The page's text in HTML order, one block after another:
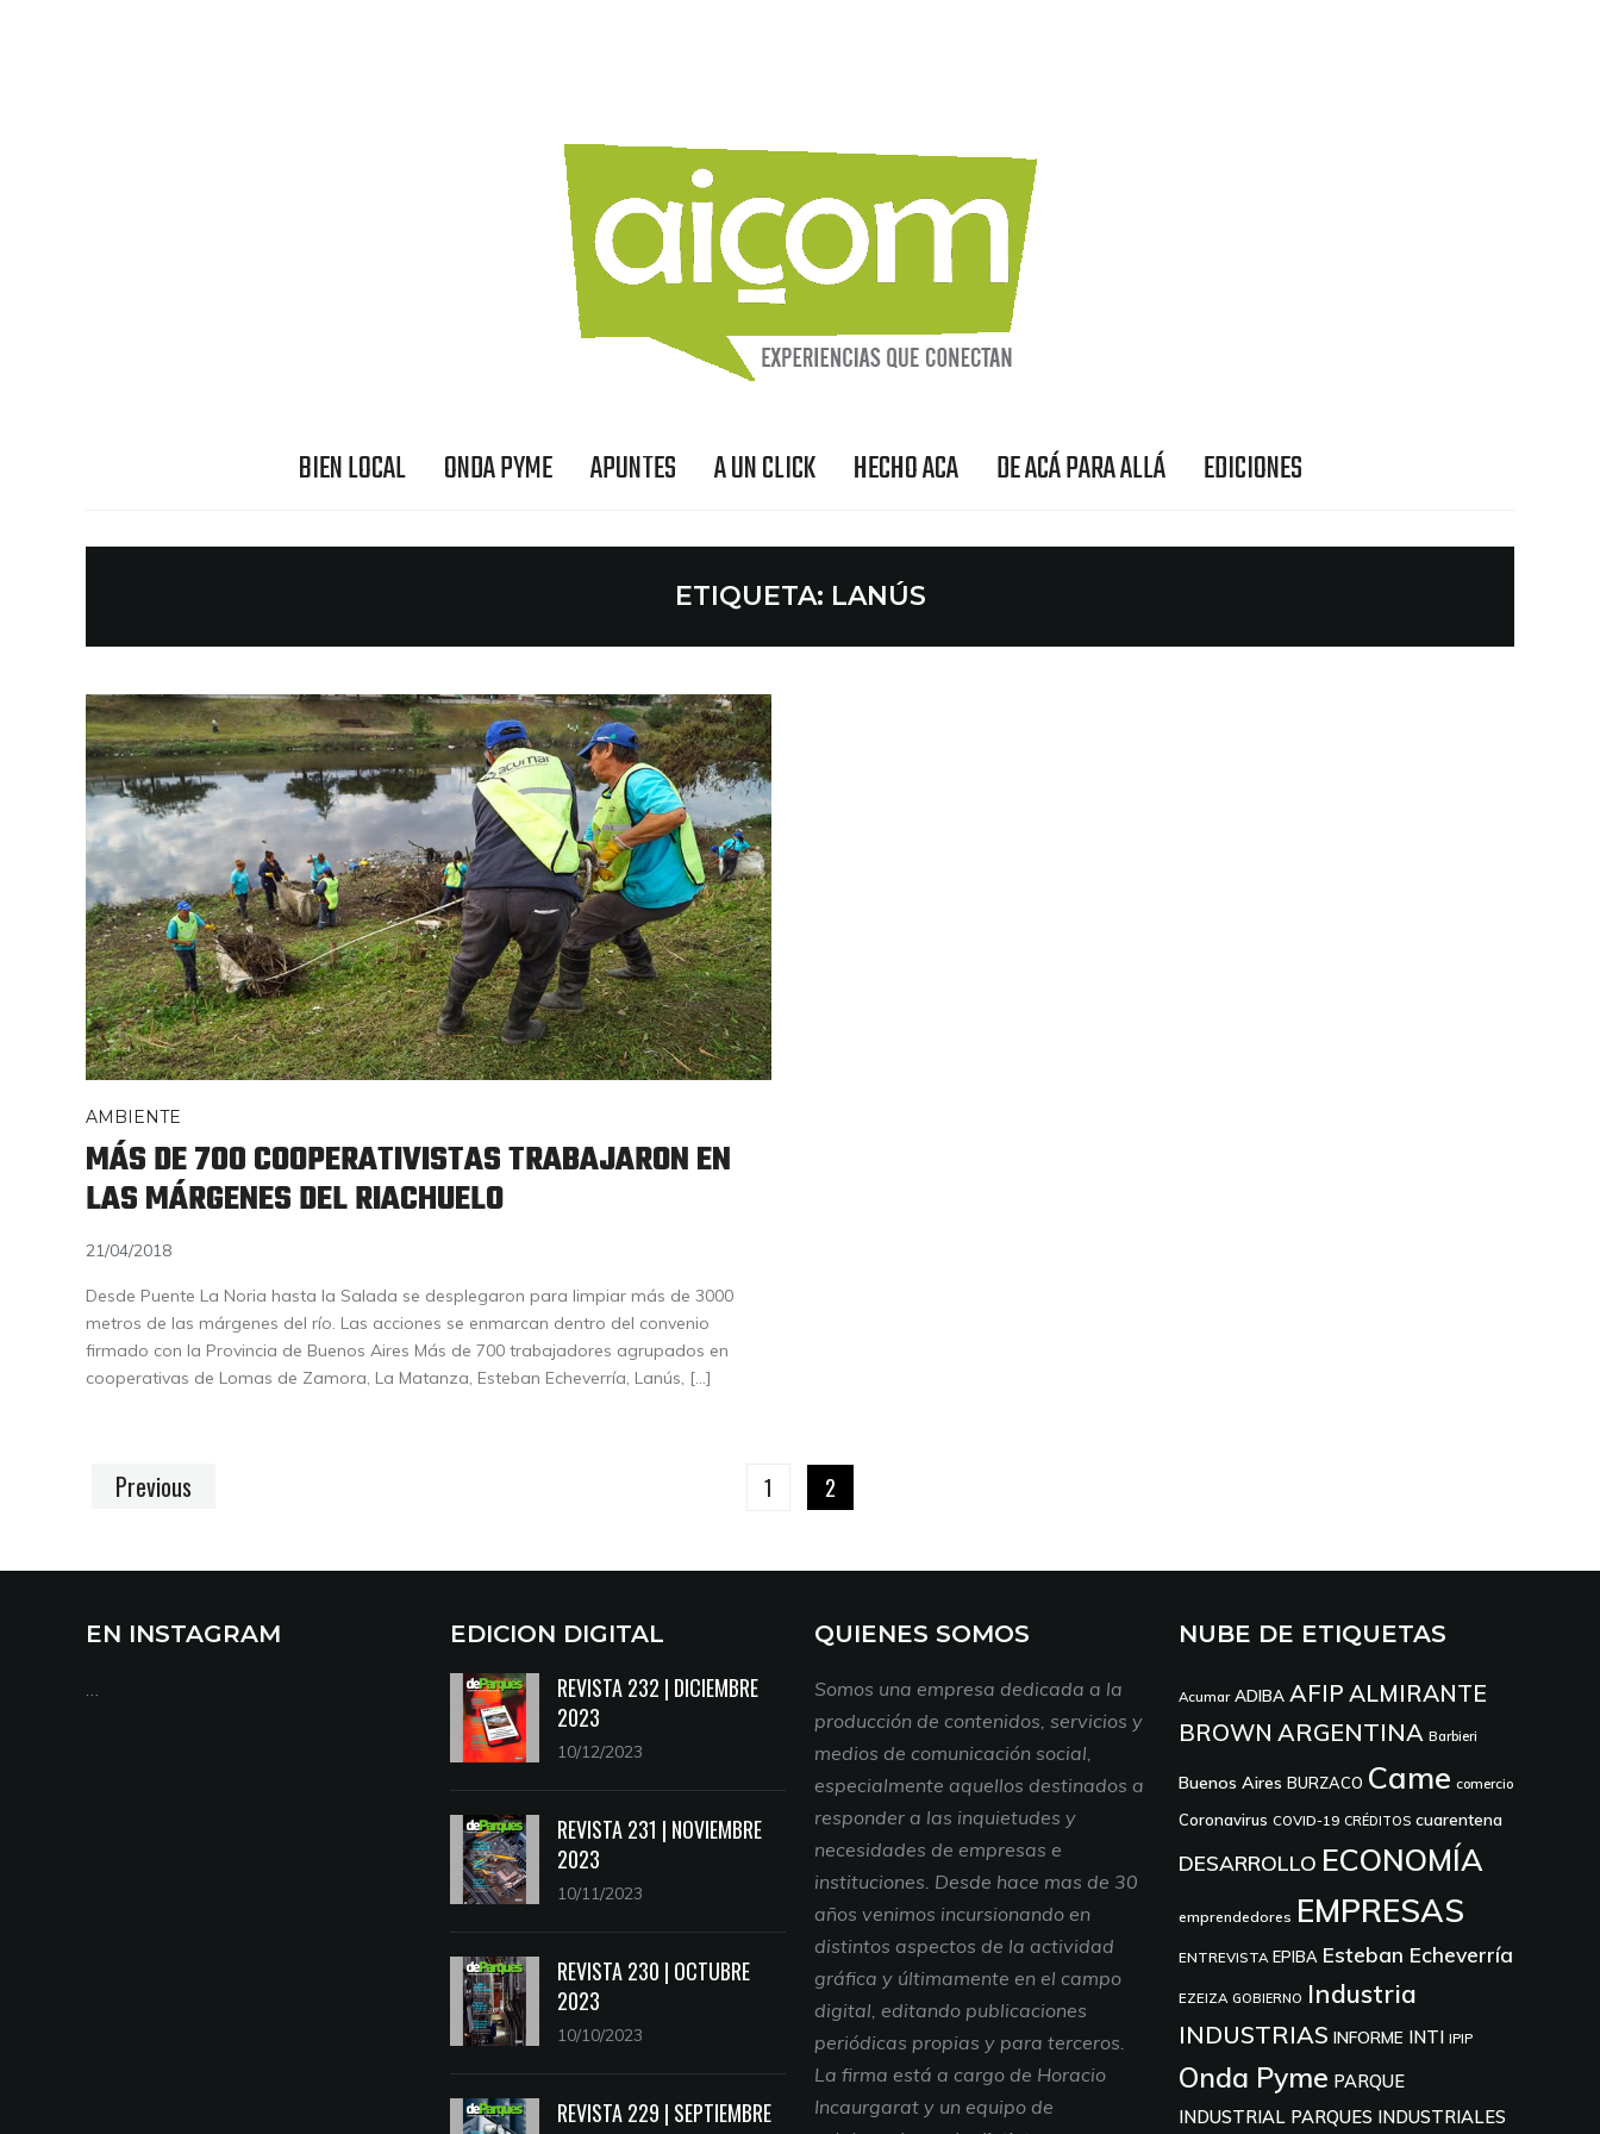
BIEN LOCAL ONDA PYME APUNTES A UN CLICK HECHO ACA DE ACÁ PARA ALLÁ EDICIONES
ETIQUETA: LANÚS
AMBIENTE
MÁS DE 700 COOPERATIVISTAS TRABAJARON EN
LAS MÁRGENES DEL RIACHUELO
21/04/2018
Desde Puente La Noria hasta la Salada se desplegaron para limpiar más de 3000
metros de las márgenes del río. Las acciones se enmarcan dentro del convenio
firmado con la Provincia de Buenos Aires Más de 700 trabajadores agrupados en
cooperativas de Lomas de Zamora, La Matanza, Esteban Echeverría, Lanús, […]
Previous 1 2
EN INSTAGRAM
…
EDICION DIGITAL
REVISTA 232 | DICIEMBRE
2023
10/12/2023
REVISTA 231 | NOVIEMBRE
2023
10/11/2023
REVISTA 230 | OCTUBRE
2023
10/10/2023
REVISTA 229 | SEPTIEMBRE
QUIENES SOMOS
Somos una empresa dedicada a la
producción de contenidos, servicios y
medios de comunicación social,
especialmente aquellos destinados a
responder a las inquietudes y
necesidades de empresas e
instituciones. Desde hace mas de 30
años venimos incursionando en
distintos aspectos de la actividad
gráfica y últimamente en el campo
digital, editando publicaciones
periódicas propias y para terceros.
La firma está a cargo de Horacio
Incaurgarat y un equipo de
NUBE DE ETIQUETAS
Acumar ADIBA AFIP ALMIRANTE
BROWN ARGENTINA Barbieri
Buenos Aires BURZACO Came comercio
Coronavirus COVID-19 CRÉDITOS cuarentena
DESARROLLO ECONOMÍA
emprendedores EMPRESAS
ENTREVISTA EPIBA Esteban Echeverría
EZEIZA GOBIERNO Industria
INDUSTRIAS INFORME INTI IPIP
Onda Pyme PARQUE
INDUSTRIAL PARQUES INDUSTRIALES